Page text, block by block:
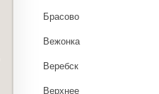
Брасово
Вежонка
Веребск
Верхнее